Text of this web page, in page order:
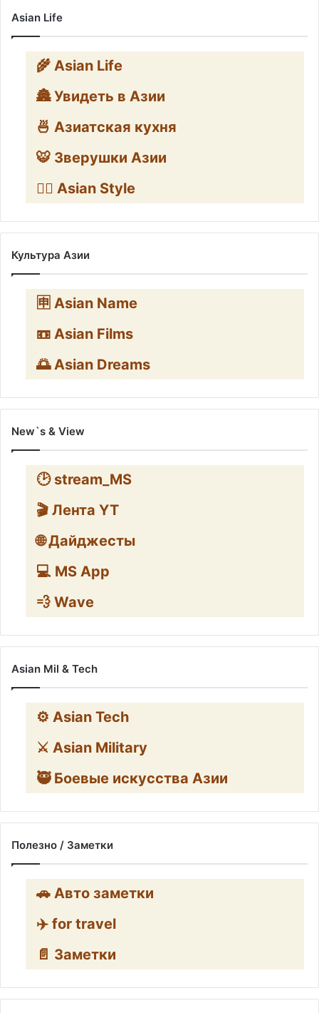
Asian Life
🌾 Asian Life
🏯 Увидеть в Азии
🍜 Азиатская кухня
🐯 Зверушки Азии
🧛‍♂️ Asian Style
Культура Азии
🈸 Asian Name
📼 Asian Films
🌅 Asian Dreams
New`s & View
🕑 stream_MS
🎬 Лента YT
🌐 Дайджесты
💻 MS App
💨 Wave
Asian Mil & Tech
⚙️ Asian Tech
⚔️ Asian Military
🥷 Боевые искусства Азии
Полезно / Заметки
🚗 Авто заметки
✈️ for travel
📄 Заметки